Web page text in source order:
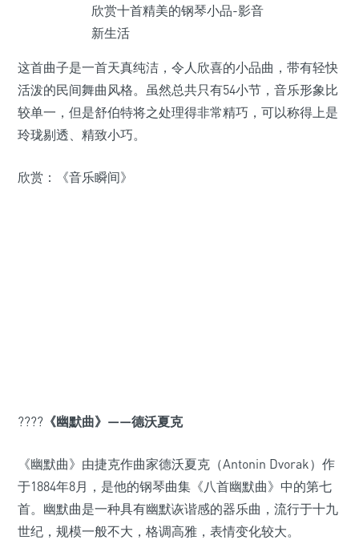
这首曲子是一首天真纯洁，令人欣喜的小品曲，带有轻快
活泼的民间舞曲风格。虽然总共只有54小节，音乐形象比
较单一，但是舒伯特将之处理得非常精巧，可以称得上是
玲珑剔透、精致小巧。
欣赏：《音乐瞬间》
???? 《幽默曲》——德沃夏克
《幽默曲》由捷克作曲家德沃夏克（Antonin Dvorak）作
于1884年8月，是他的钢琴曲集《八首幽默曲》中的第七
首。幽默曲是一种具有幽默诙谐感的器乐曲，流行于十九
世纪，规模一般不大，格调高雅，表情变化较大。